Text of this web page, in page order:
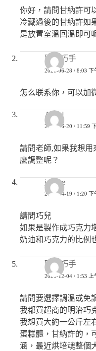
你好，請問甘納許可
冷藏過後的甘納許如
是放置室溫回溫即可
匿名巧手
2021-06-28 / 8:03 下
怎么联系你，可以加
Angel
2021-06-20 / 11:59
請問老師,如果我想用
麼調整呢？
joanne
2021-04-19 / 1:20 下
請問巧兒
如果是製作成巧克力
奶油和巧克力的比例
匿名巧手
2020-12-04 / 1:53 上
請問要選擇調溫或免
我都買超商的明治巧
我想買大約一公斤左
蛋糕體，甘納許的，
涵，最近烘培魂整個